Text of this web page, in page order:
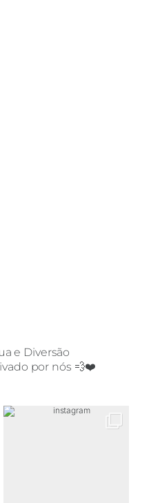
e Diversão
por nós 💨❤️